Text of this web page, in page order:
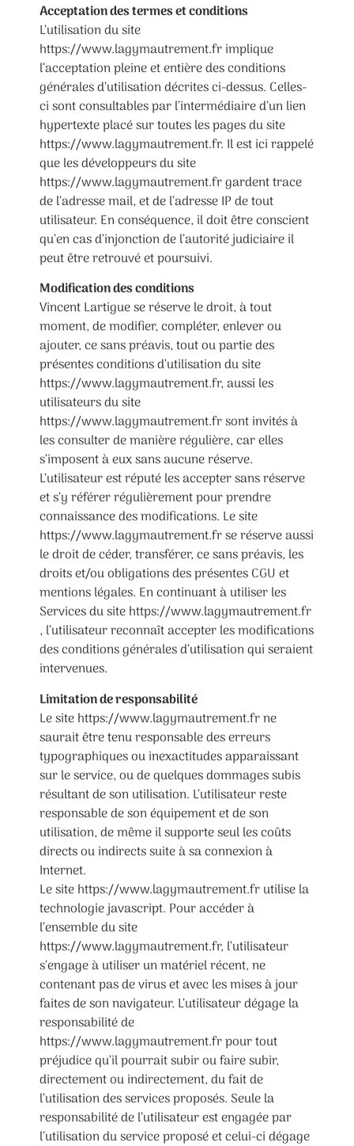
Acceptation des termes et conditions
L’utilisation du site
https://www.lagymautrement.fr implique
l’acceptation pleine et entière des conditions
générales d’utilisation décrites ci-dessus. Celles-
ci sont consultables par l’intermédiaire d’un lien
hypertexte placé sur toutes les pages du site
https://www.lagymautrement.fr. Il est ici rappelé
que les développeurs du site
https://www.lagymautrement.fr gardent trace
de l’adresse mail, et de l’adresse IP de tout
utilisateur. En conséquence, il doit être conscient
qu’en cas d’injonction de l’autorité judiciaire il
peut être retrouvé et poursuivi.
Modification des conditions
Vincent Lartigue se réserve le droit, à tout
moment, de modifier, compléter, enlever ou
ajouter, ce sans préavis, tout ou partie des
présentes conditions d’utilisation du site
https://www.lagymautrement.fr, aussi les
utilisateurs du site
https://www.lagymautrement.fr sont invités à
les consulter de manière régulière, car elles
s’imposent à eux sans aucune réserve.
L’utilisateur est réputé les accepter sans réserve
et s’y référer régulièrement pour prendre
connaissance des modifications. Le site
https://www.lagymautrement.fr se réserve aussi
le droit de céder, transférer, ce sans préavis, les
droits et/ou obligations des présentes CGU et
mentions légales. En continuant à utiliser les
Services du site https://www.lagymautrement.fr
, l’utilisateur reconnaît accepter les modifications
des conditions générales d’utilisation qui seraient
intervenues.
Limitation de responsabilité
Le site https://www.lagymautrement.fr ne
saurait être tenu responsable des erreurs
typographiques ou inexactitudes apparaissant
sur le service, ou de quelques dommages subis
résultant de son utilisation. L’utilisateur reste
responsable de son équipement et de son
utilisation, de même il supporte seul les coûts
directs ou indirects suite à sa connexion à
Internet.
Le site https://www.lagymautrement.fr utilise la
technologie javascript. Pour accéder à
l’ensemble du site
https://www.lagymautrement.fr, l’utilisateur
s’engage à utiliser un matériel récent, ne
contenant pas de virus et avec les mises à jour
faites de son navigateur. L’utilisateur dégage la
responsabilité de
https://www.lagymautrement.fr pour tout
préjudice qu’il pourrait subir ou faire subir,
directement ou indirectement, du fait de
l’utilisation des services proposés. Seule la
responsabilité de l’utilisateur est engagée par
l’utilisation du service proposé et celui-ci dégage